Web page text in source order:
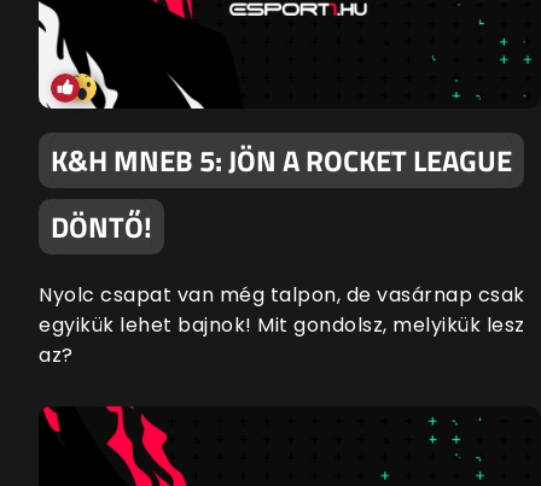
K&H MNEB 5: JÖN A ROCKET LEAGUE
DÖNTŐ!
Nyolc csapat van még talpon, de vasárnap csak
egyikük lehet bajnok! Mit gondolsz, melyikük lesz
az?